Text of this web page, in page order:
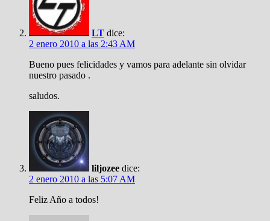
LT dice:
2 enero 2010 a las 2:43 AM
Bueno pues felicidades y vamos para adelante sin olvidar
nuestro pasado .
saludos.
liljozee dice:
2 enero 2010 a las 5:07 AM
Feliz Año a todos!